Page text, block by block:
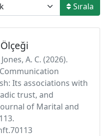
Sırala
A. C. (2026).
Its associations with
trust, and
of Marital and